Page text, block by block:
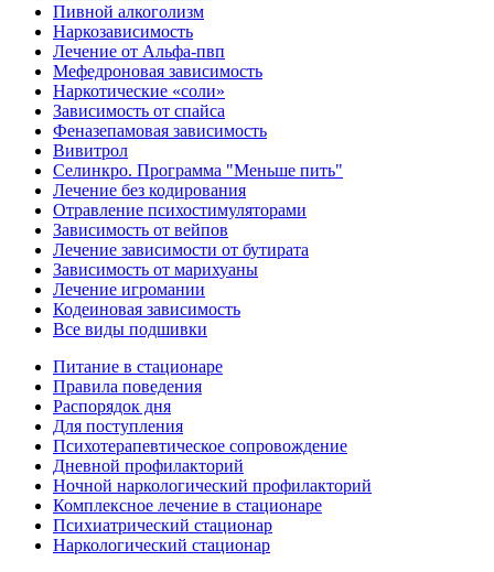
Пивной алкоголизм
Наркозависимость
Лечение от Альфа-пвп
Мефедроновая зависимость
Наркотические «соли»
Зависимость от спайса
Феназепамовая зависимость
Вивитрол
Селинкро. Программа "Меньше пить"
Лечение без кодирования
Отравление психостимуляторами
Зависимость от вейпов
Лечение зависимости от бутирата
Зависимость от марихуаны
Лечение игромании
Кодеиновая зависимость
Все виды подшивки
Питание в стационаре
Правила поведения
Распорядок дня
Для поступления
Психотерапевтическое сопровождение
Дневной профилакторий
Ночной наркологический профилакторий
Комплексное лечение в стационаре
Психиатрический стационар
Наркологический стационар